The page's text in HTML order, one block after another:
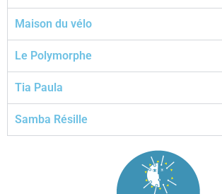
Maison du vélo
Le Polymorphe
Tia Paula
Samba Résille